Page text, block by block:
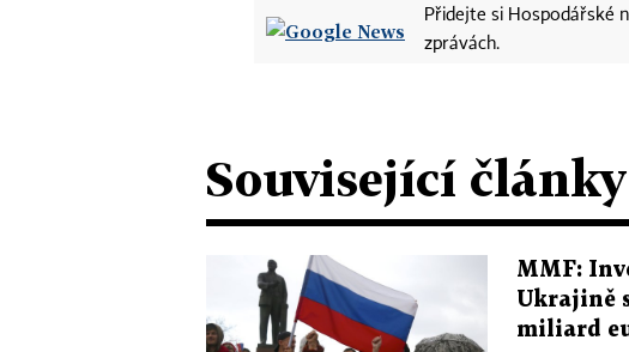
Přidejte si Hospodářské
zprávách.
Související články
MMF:
Ukrajině
miliard